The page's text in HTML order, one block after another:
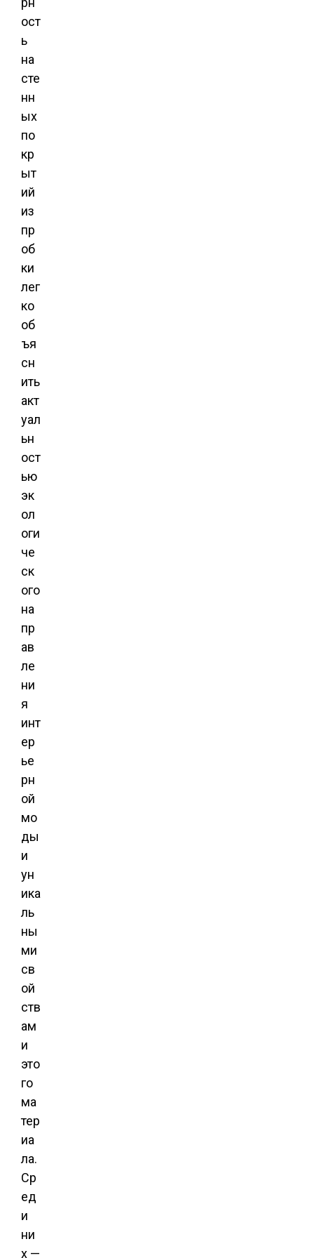
ост
ь
на
сте
нн
ых
по
кр
ыт
ий
из
пр
об
ки
лег
ко
об
ъя
сн
ить
акт
уал
ьн
ост
ью
эк
ол
оги
че
ск
ого
на
пр
ав
ле
ни
я
инт
ер
ье
рн
ой
мо
ды
и
ун
ика
ль
ны
ми
св
ой
ств
ам
и
это
го
ма
тер
иа
ла.
Ср
ед
и
ни
х —